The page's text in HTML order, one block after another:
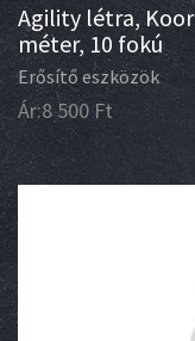
Agility létra,
méter, 10 fokú
Erősítő eszközök
Ár:8 500Ft